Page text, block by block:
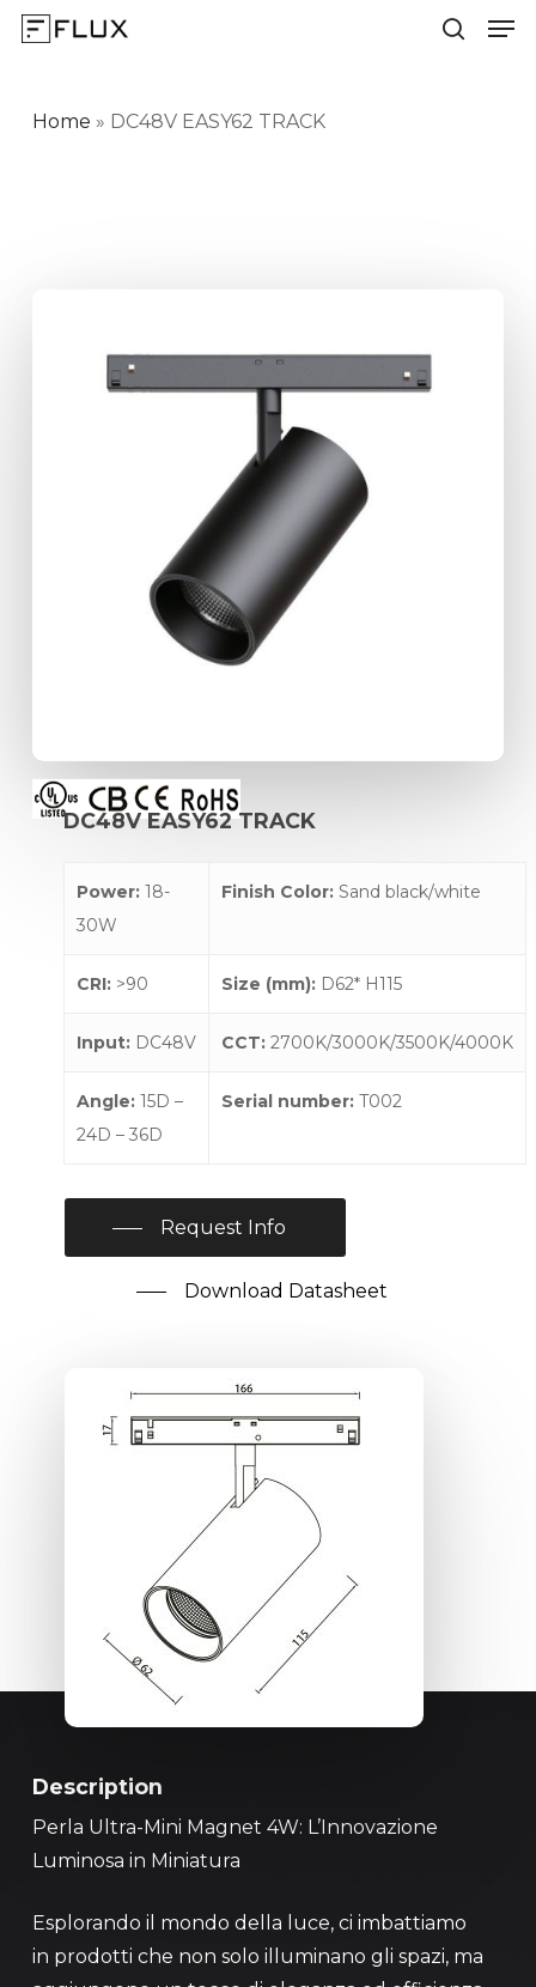
Skip
content
Home » DC48V EASY62 TRACK
DC48V EASY62 TRACK
Power: 18-
30W
Finish Color: Sand black/white
CRI: >90 Size (mm): D62* H115
Input: DC48V CCT: 2700K/3000K/3500K/4000K
Angle: 15D –
24D – 36D
Serial number: T002
Request Info
Download Datasheet
Description
Perla Ultra-Mini Magnet 4W: L’Innovazione
Luminosa in Miniatura
Esplorando il mondo della luce, ci imbattiamo
in prodotti che non solo illuminano gli spazi, ma